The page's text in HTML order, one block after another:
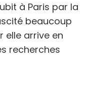
à Paris par la
beaucoup
elle arrive en
recherches